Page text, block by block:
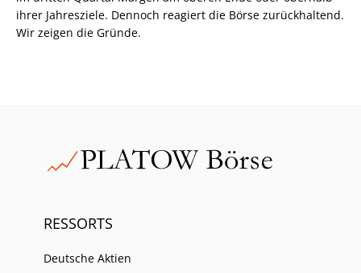
ihrer Jahresziele. Dennoch reagiert die Börse zurückhaltend.
Wir zeigen die Gründe.
RESSORTS
Deutsche Aktien